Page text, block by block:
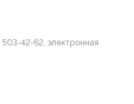
42-62, электронная